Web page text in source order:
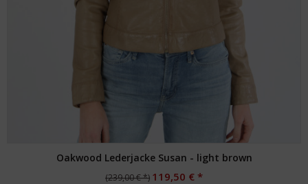
Oakwood Lederjacke Susan - light brown
(239,00 € *) 119,50 € *